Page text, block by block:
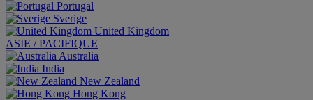
Portugal
Sverige
United Kingdom
ASIE / PACIFIQUE
Australia
India
New Zealand
Hong Kong